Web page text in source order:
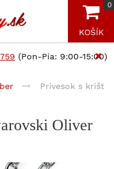
0
KOŠÍK
(Pon-Pia: 9:00-15:00)
Prívesok s
Oliver